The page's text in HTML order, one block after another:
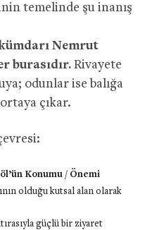
temelinde şu inanış
Nemrut
burasıdır. Rivayete
odunlar ise balığa
çıkar.
Konumu / Önemi
olduğu kutsal alan olarak
güçlü bir ziyaret